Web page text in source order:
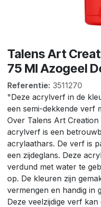
Talens Art
75 Ml Azogeel
Referentie: 3511270
"Deze acrylverf in de
een semi-dekkende verf
Over Talens Art
acrylverf is een
acrylaathars. De verf is
een zijdeglans. Deze
verdund met water te
op. De kleuren zijn
vermengen en handig in
Deze veelzijdige verf